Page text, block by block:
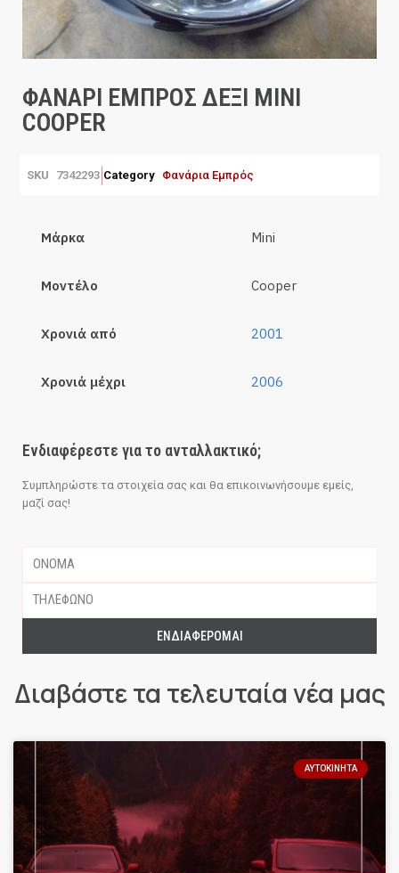
ΦΑΝΑΡΙ ΕΜΠΡΟΣ ΔΕΞΙ MINI
COOPER
SKU 7342293 Category Φανάρια Εμπρός
Μάρκα Mini
Μοντέλο Cooper
Χρονιά από 2001
Χρονιά μέχρι 2006
Ενδιαφέρεστε για το ανταλλακτικό;
Συμπληρώστε τα στοιχεία σας και θα επικοινωνήσουμε εμείς,
μαζί σας!
ΕΝΔΙΑΦΈΡΟΜΑΙ
Διαβάστε τα τελευταία νέα μας
ΑΥΤΟΚΊΝΗΤΑ